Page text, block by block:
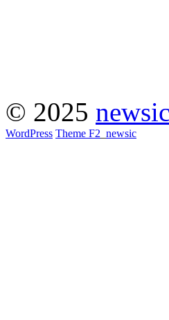
© 2025
WordPress Theme F2 newsic